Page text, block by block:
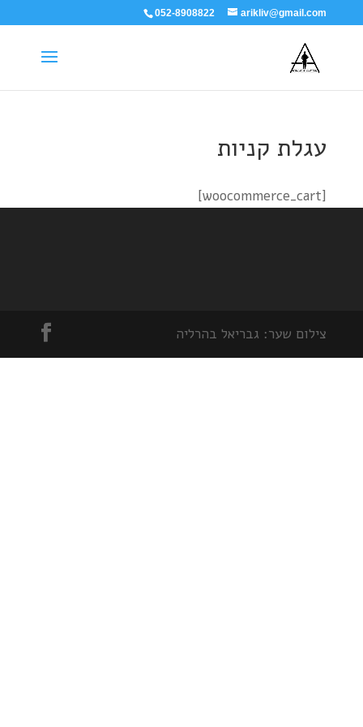
052-8908822 arikliv@gmail.com
עגלת קניות
[woocommerce_cart]
צילום שער: גבריאל בהרליה